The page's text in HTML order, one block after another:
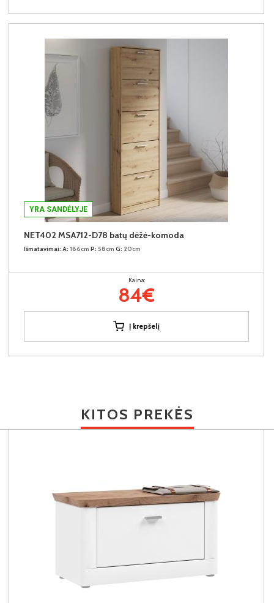
YRA SANDĖLYJE
NET402 MSA712-D78 batų dėžė-komoda
Išmatavimai: A: 186cm P: 58cm G: 20cm
Kaina:
84€
Į krepšelį
KITOS PREKĖS